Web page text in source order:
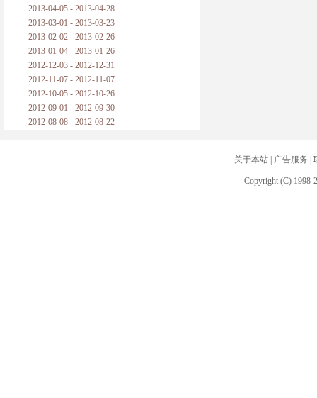
2013-04-05 - 2013-04-28
2013-03-01 - 2013-03-23
2013-02-02 - 2013-02-26
2013-01-04 - 2013-01-26
2012-12-03 - 2012-12-31
2012-11-07 - 2012-11-07
2012-10-05 - 2012-10-26
2012-09-01 - 2012-09-30
2012-08-08 - 2012-08-22
关于本站| 广告服务
Copyright (C) 1998-